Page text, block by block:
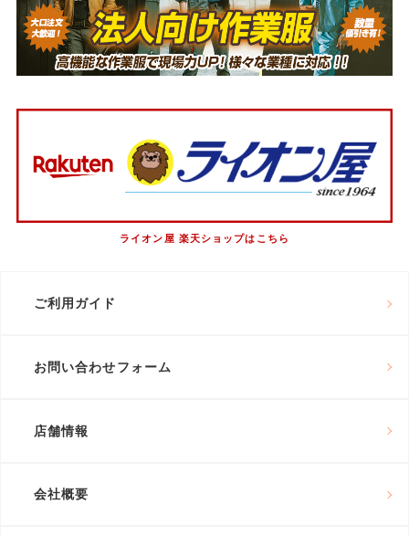
ライオン屋 楽天ショップはこちら
ご利用ガイド
お問い合わせフォーム
店舗情報
会社概要